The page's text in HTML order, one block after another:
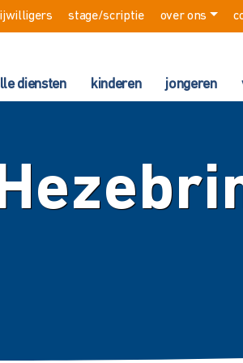
stage/scriptie over ons
diensten kinderen jongeren